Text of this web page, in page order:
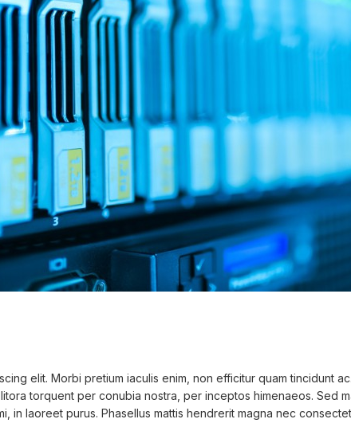
elit. Morbi pretium iaculis enim, non efficitur quam tincidunt
torquent per conubia nostra, per inceptos himenaeos. Sed
in laoreet purus. Phasellus mattis hendrerit magna nec